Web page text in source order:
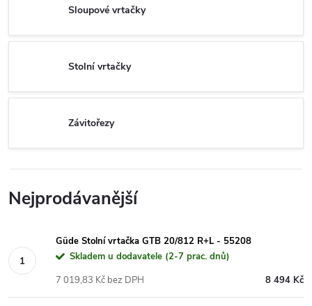
Sloupové vrtačky
Stolní vrtačky
Závitořezy
Nejprodávanější
Güde Stolní vrtačka GTB 20/812 R+L - 55208
Skladem u dodavatele (2-7 prac. dnů)
8 494 Kč
7 019,83 Kč bez DPH